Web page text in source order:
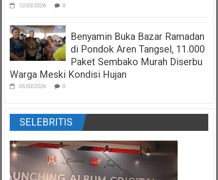
12/03/2026 0
Benyamin Buka Bazar Ramadan
di Pondok Aren Tangsel, 11.000
Paket Sembako Murah Diserbu
Warga Meski Kondisi Hujan
05/03/2026 0
SELEBRITIS